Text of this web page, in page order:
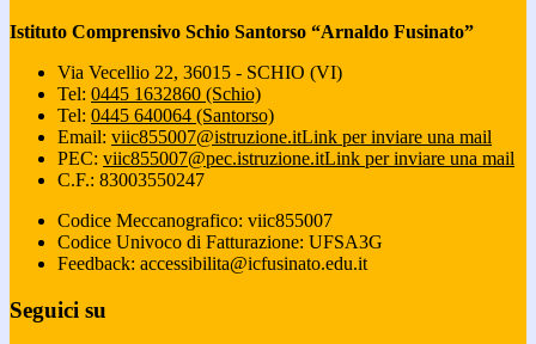
Istituto Comprensivo Schio Santorso “Arnaldo Fusinato”
Via Vecellio 22, 36015 - SCHIO (VI)
Tel: 0445 1632860 (Schio)
Tel: 0445 640064 (Santorso)
Email: viic855007@istruzione.itLink per inviare una mail
PEC: viic855007@pec.istruzione.itLink per inviare una mail
C.F.: 83003550247
Codice Meccanografico: viic855007
Codice Univoco di Fatturazione: UFSA3G
Feedback: accessibilita@icfusinato.edu.it
Seguici su